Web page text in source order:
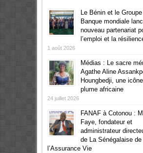
Le Bénin et le
Banque mondiale
nouveau partenariat
l’emploi et la
1 août 2026
Médias : Le sacre
Agathe Aline
Houngbedji, une
plume africaine
24 juillet 2026
FANAF à Cotonou :
Faye, fondateur et
administrateur
de La Sénégalaise de
l’Assurance Vie